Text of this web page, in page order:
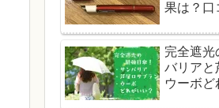
果は？口
完全遮光
バリアと
ウーボど